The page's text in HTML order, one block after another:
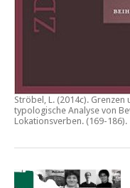
Ströbel, L. (2014c). Grenzen
typologische Analyse von
Lokationsverben. (169-186).